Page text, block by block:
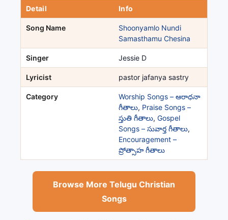
Detail Info
Song Name
Shoonyamlo Nundi
Samasthamu Chesina
Singer Jessie D
Lyricist pastor jafanya sastry
Category
Worship Songs – ఆరాధనా
గీతాలు, Praise Songs –
స్తుతి గీతాలు, Gospel
Songs – సువార్త గీతాలు,
Encouragement –
ప్రోత్సాహ గీతాలు
Browse More Telugu Christian
Songs